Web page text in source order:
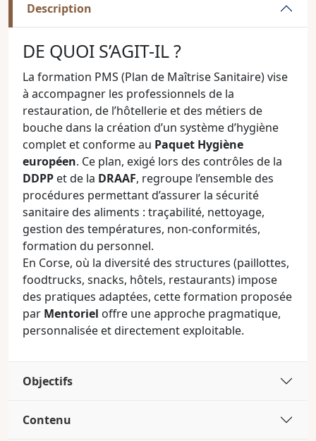
Description
DE QUOI S’AGIT-IL ?
La formation PMS (Plan de Maîtrise Sanitaire) vise
à accompagner les professionnels de la
restauration, de l’hôtellerie et des métiers de
bouche dans la création d’un système d’hygiène
complet et conforme au Paquet Hygiène
européen. Ce plan, exigé lors des contrôles de la
DDPP et de la DRAAF, regroupe l’ensemble des
procédures permettant d’assurer la sécurité
sanitaire des aliments : traçabilité, nettoyage,
gestion des températures, non-conformités,
formation du personnel.
En Corse, où la diversité des structures (paillottes,
foodtrucks, snacks, hôtels, restaurants) impose
des pratiques adaptées, cette formation proposée
par Mentoriel offre une approche pragmatique,
personnalisée et directement exploitable.
Objectifs
Contenu